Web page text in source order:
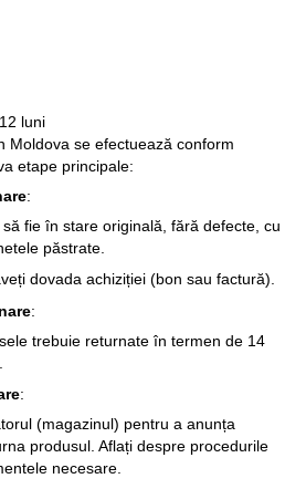
luni
Moldova se efectuează conform
etape principale:
:
fie în stare originală, fără defecte, cu
păstrate.
dovada achiziției (bon sau factură).
:
trebuie returnate în termen de 14
:
(magazinul) pentru a anunța
produsul. Aflați despre procedurile
necesare.